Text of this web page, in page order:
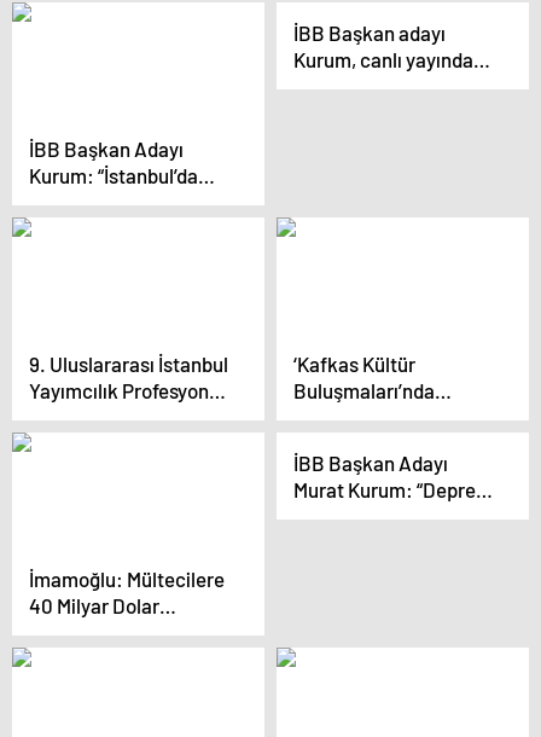
çıkmayacağını belirtti
İBB Başkan Adayı
Kurum: “İstanbul’da
650 bin konutu
dönüştürmek
İBB Başkan adayı
Kurum, canlı yayında
konuştu Açıklaması
9. Uluslararası İstanbul
Yayımcılık Profesyonel
Buluşmaları
‘Kafkas Kültür
Buluşmaları’nda
Konuşan İmamoğlu:
‘Azınlık’ Diye Tarif
Edilmesini Kabul
Etmem, Edemem”
İmamoğlu: Mültecilere
40 Milyar Dolar
Harcadım Dedi mi Peki
O Yük Olmadı… Ülkenin
İBB Başkan Adayı
Murat Kurum: “Deprem
dönüşümü terörle